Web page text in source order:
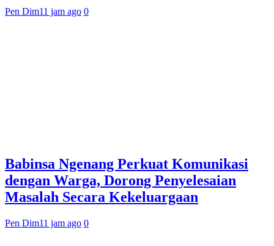
Pen Dim11 jam ago 0
Babinsa Ngenang Perkuat Komunikasi
dengan Warga, Dorong Penyelesaian
Masalah Secara Kekeluargaan
Pen Dim11 jam ago 0